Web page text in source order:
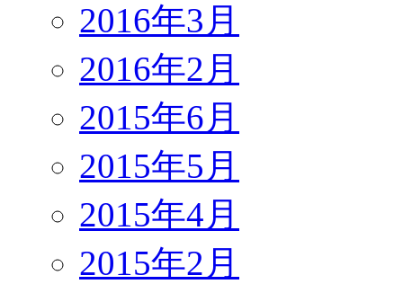
2016年3月
2016年2月
2015年6月
2015年5月
2015年4月
2015年2月